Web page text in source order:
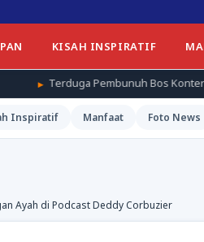
KISAH INSPIRATIF
Bos Konter HP Ambarawa
Inspiratif Manfaat Foto News
Ayah di Podcast Deddy Corbuzier